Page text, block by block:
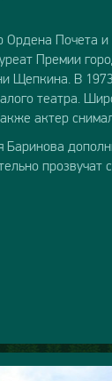
Почета
Премии
Щепкина. В
театра.
актер
прозвучат